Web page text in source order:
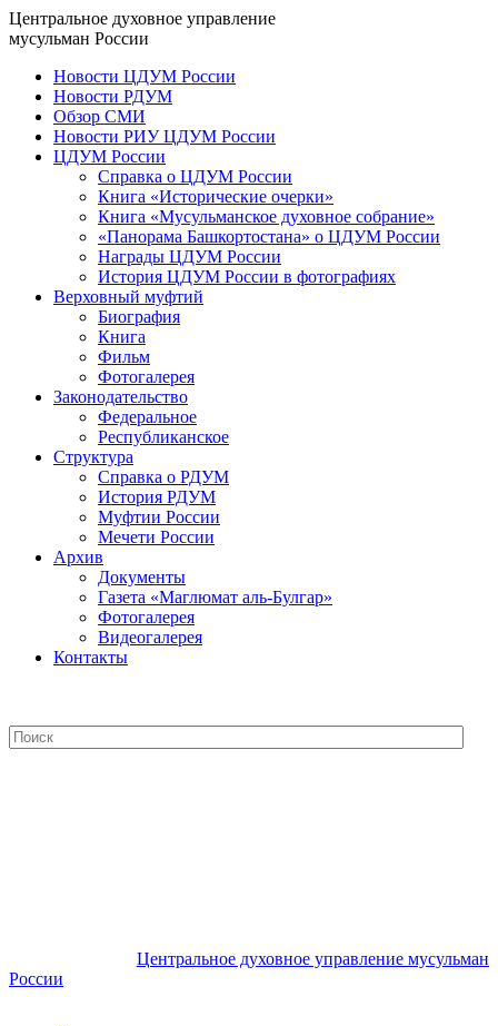
Центральное духовное управление
мусульман России
Новости ЦДУМ России
Новости РДУМ
Обзор СМИ
Новости РИУ ЦДУМ России
ЦДУМ России
Справка о ЦДУМ России
Книга «Исторические очерки»
Книга «Мусульманское духовное собрание»
«Панорама Башкортостана» о ЦДУМ России
Награды ЦДУМ России
История ЦДУМ России в фотографиях
Верховный муфтий
Биография
Книга
Фильм
Фотогалерея
Законодательство
Федеральное
Республиканское
Структура
Справка о РДУМ
История РДУМ
Муфтии России
Мечети России
Архив
Документы
Газета «Маглюмат аль-Булгар»
Фотогалерея
Видеогалерея
Контакты
Центральное духовное управление мусульман
России